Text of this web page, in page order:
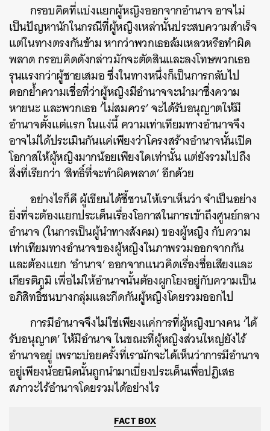
กรอบคิดที่แบ่งแยกผู้หญิงออกจากอำนาจ อาจไม่
เป็นปัญหานักในกรณีที่ผู้หญิงเหล่านั้นประสบความสำเร็จ
แต่ในทางตรงกันข้าม หากว่าพวกเธอล้มเหลวหรือทำผิด
พลาด กรอบคิดดังกล่าวมักจะตัดสินและลงโทษพวกเธอ
รุนแรงกว่าผู้ชายเสมอ ซึ่งในทางหนึ่งก็เป็นการกลับไป
ตอกย้ำความเชื่อที่ว่าผู้หญิงมีอำนาจจะนำมาซึ่งความ
หายนะ และพวกเธอ ‘ไม่สมควร’ จะได้รับอนุญาตให้มี
อำนาจตั้งแต่แรก ในแง่นี้ ความเท่าเทียมทางอำนาจจึง
อาจไม่ได้ประเมินกันแค่เพียงว่าโครงสร้างอำนาจนั้นเปิด
โอกาสให้ผู้หญิงมากน้อยเพียงใดเท่านั้น แต่ยังรวมไปถึง
สิ่งที่เรียกว่า ‘สิทธิ์ที่จะทำผิดพลาด’ อีกด้วย
อย่างไรก็ดี ผู้เขียนได้ชี้ชวนให้เราเห็นว่า จำเป็นอย่าง
ยิ่งที่จะต้องแยกประเด็นเรื่องโอกาสในการเข้าถึงศูนย์กลาง
อำนาจ (ในการเป็นผู้นำทางสังคม) ของผู้หญิง กับความ
เท่าเทียมทางอำนาจของผู้หญิงในภาพรวมออกจากกัน
และต้องแยก ‘อำนาจ’ ออกจากแนวคิดเรื่องชื่อเสียงและ
เกียรติภูมิ เพื่อไม่ให้อำนาจนั้นต้องผูกโยงอยู่กับความเป็น
อภิสิทธิ์ชนบางกลุ่มและกีดกันผู้หญิงโดยรวมออกไป
การมีอำนาจจึงไม่ใช่เพียงแค่การที่ผู้หญิงบางคน ‘ได้
รับอนุญาต’ ให้มีอำนาจ ในขณะที่ผู้หญิงส่วนใหญ่ยังไร้
อำนาจอยู่ เพราะบ่อยครั้งที่เรามักจะได้เห็นว่าการมีอำนาจ
อยู่เพียงน้อยนิดนั้นถูกนำมาเบี่ยงประเด็นเพื่อปฏิเสธ
สภาวะไร้อำนาจโดยรวมได้อย่างไร
FACT BOX